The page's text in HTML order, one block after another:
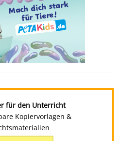
für den Unterricht
Kopiervorlagen &